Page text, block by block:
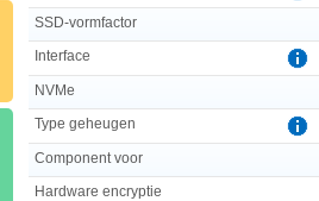
SSD-vormfactor
Interface
NVMe
Type geheugen
Component voor
Hardware encryptie